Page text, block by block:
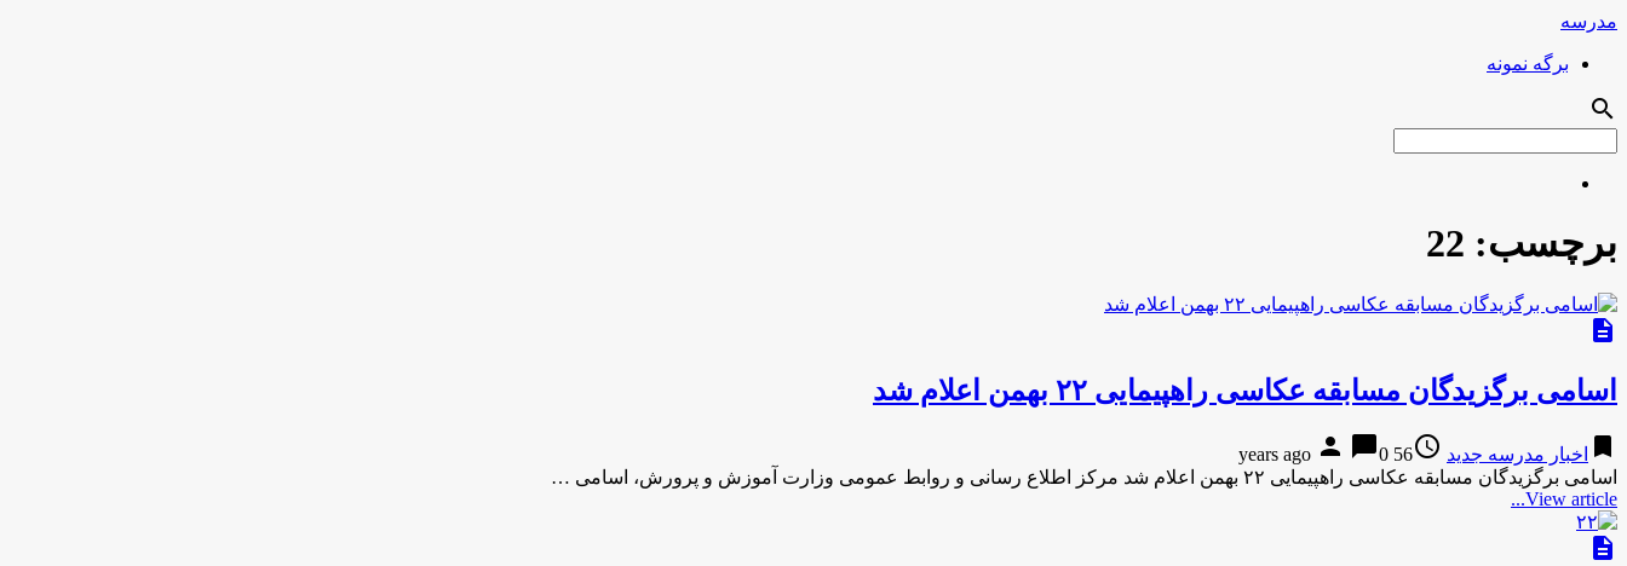
مدرسه
برگه نمونه
search
برچسب: 22
description
اسامی برگزیدگان مسابقه عکاسی راهپیمایی ۲۲ بهمن اعلام شد
bookmark اخبار مدرسه جدید access_time
56 years ago
person chat_bubble0
اسامی برگزیدگان مسابقه عکاسی راهپیمایی ۲۲ بهمن اعلام شد مرکز اطلاع رسانی و روابط عمومی وزارت آموزش و پرورش، اسامی …
View article...
description